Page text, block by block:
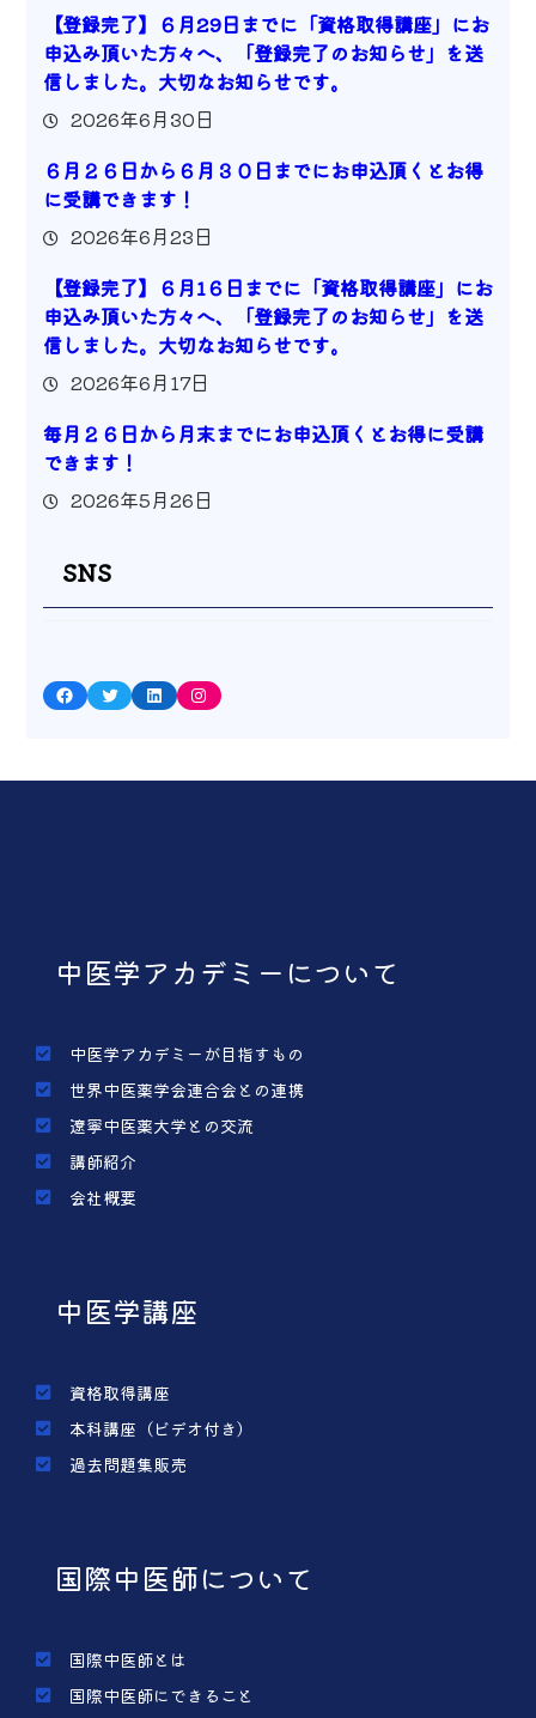
【登録完了】６月29日までに「資格取得講座」にお
申込み頂いた方々へ、「登録完了のお知らせ」を送
信しました。大切なお知らせです。
2026年6月30日
６月２６日から６月３０日までにお申込頂くとお得
に受講できます！
2026年6月23日
【登録完了】６月1６日までに「資格取得講座」にお
申込み頂いた方々へ、「登録完了のお知らせ」を送
信しました。大切なお知らせです。
2026年6月17日
毎月２６日から月末までにお申込頂くとお得に受講
できます！
2026年5月26日
SNS
Facebook Twitter LinkedIn Instagram
中医学アカデミーについて
中医学アカデミーが目指すもの
世界中医薬学会連合会との連携
遼寧中医薬大学との交流
講師紹介
会社概要
中医学講座
資格取得講座
本科講座（ビデオ付き）
過去問題集販売
国際中医師について
国際中医師とは
国際中医師にできること